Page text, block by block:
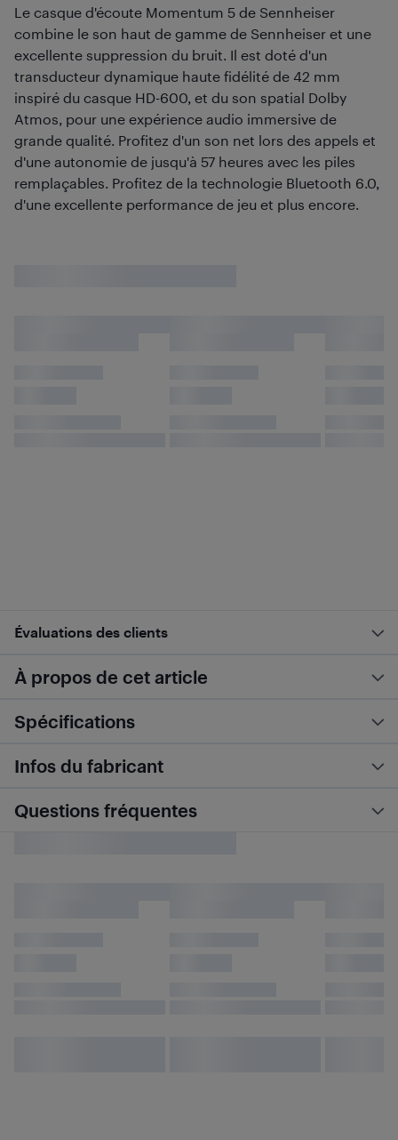
Le casque d'écoute Momentum 5 de Sennheiser
combine le son haut de gamme de Sennheiser et une
excellente suppression du bruit. Il est doté d'un
transducteur dynamique haute fidélité de 42 mm
inspiré du casque HD-600, et du son spatial Dolby
Atmos, pour une expérience audio immersive de
grande qualité. Profitez d'un son net lors des appels et
d'une autonomie de jusqu'à 57 heures avec les piles
remplaçables. Profitez de la technologie Bluetooth 6.0,
d'une excellente performance de jeu et plus encore.
Évaluations des clients
À propos de cet article
Spécifications
Infos du fabricant
Questions fréquentes